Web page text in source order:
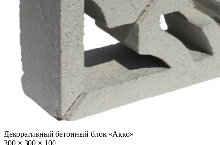
Декоративный бетонный блок «Акко»
300 × 300 × 100